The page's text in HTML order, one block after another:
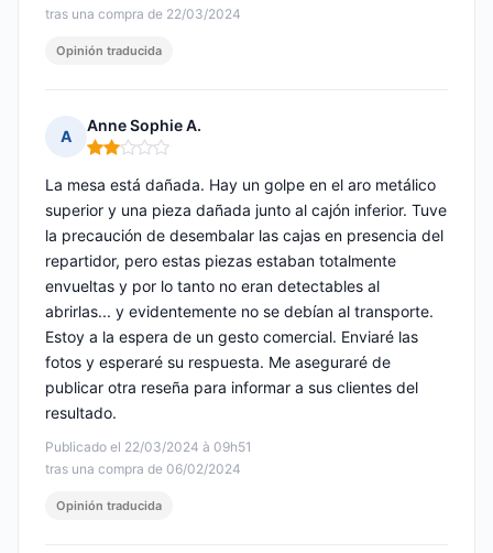
tras una compra de 22/03/2024
Opinión traducida
A
Anne Sophie A.
Nota: 2 de 5
Publicado el 22/03/2024 à 09h51
tras una compra de 06/02/2024
La mesa está dañada. Hay un golpe en el aro metálico
superior y una pieza dañada junto al cajón inferior. Tuve
la precaución de desembalar las cajas en presencia del
repartidor, pero estas piezas estaban totalmente
envueltas y por lo tanto no eran detectables al
abrirlas... y evidentemente no se debían al transporte.
Estoy a la espera de un gesto comercial. Enviaré las
fotos y esperaré su respuesta. Me aseguraré de
publicar otra reseña para informar a sus clientes del
resultado.
Opinión traducida